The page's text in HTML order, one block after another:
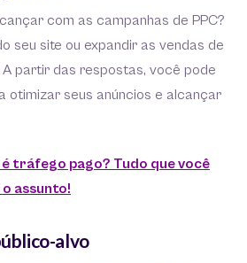
com as campanhas de PPC?
seu site ou expandir as vendas de
partir das respostas, você pode
otimizar seus anúncios e alcançar
é tráfego pago? Tudo que você
assunto!
alvo